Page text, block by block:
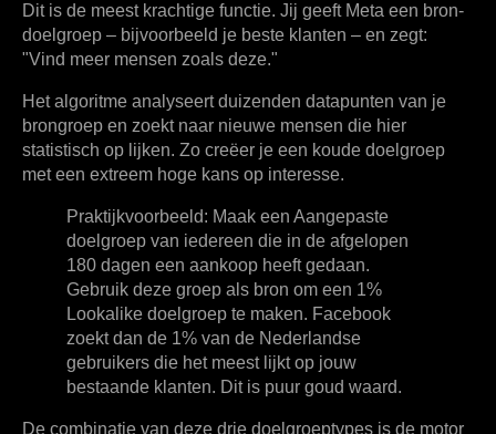
Dit is de meest krachtige functie. Jij geeft Meta een bron-
doelgroep – bijvoorbeeld je beste klanten – en zegt:
"Vind meer mensen zoals deze."
Het algoritme analyseert duizenden datapunten van je
brongroep en zoekt naar nieuwe mensen die hier
statistisch op lijken. Zo creëer je een koude doelgroep
met een extreem hoge kans op interesse.
Praktijkvoorbeeld: Maak een Aangepaste
doelgroep van iedereen die in de afgelopen
180 dagen een aankoop heeft gedaan.
Gebruik deze groep als bron om een 1%
Lookalike doelgroep te maken. Facebook
zoekt dan de 1% van de Nederlandse
gebruikers die het meest lijkt op jouw
bestaande klanten. Dit is puur goud waard.
De combinatie van deze drie doelgroeptypes is de motor